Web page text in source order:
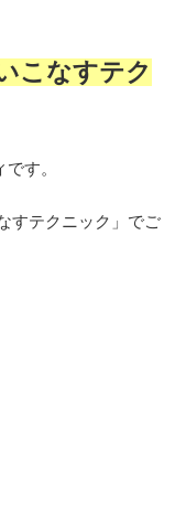
こなすテク
す。
すテクニック」でご